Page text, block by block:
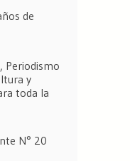
de
Periodismo
y
toda la
N° 20